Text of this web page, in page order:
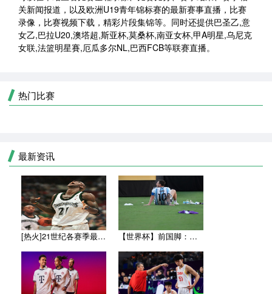
关新闻报道，以及欧洲U19青年锦标赛的最新赛事直播，比赛
录像，比赛视频下载，精彩片段集锦等。同时还提供巴圣乙,意
女乙,巴拉U20,澳塔超,斯亚杯,莫桑杯,南亚女杯,甲A明星,乌尼克
女联,法篮明星賽,厄瓜多尔NL,巴西FCB等联赛直播。
热门比赛
最新资讯
[热火]21世纪各赛季最高薪的都有谁？詹姆斯仅上榜一次 近9 【世界杯】前国脚：世界杯决赛比分差距太小，西班牙本应赢得更多